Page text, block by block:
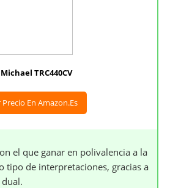
Michael TRC440CV
Precio En Amazon.es
el que ganar en polivalencia a la
tipo de interpretaciones, gracias a